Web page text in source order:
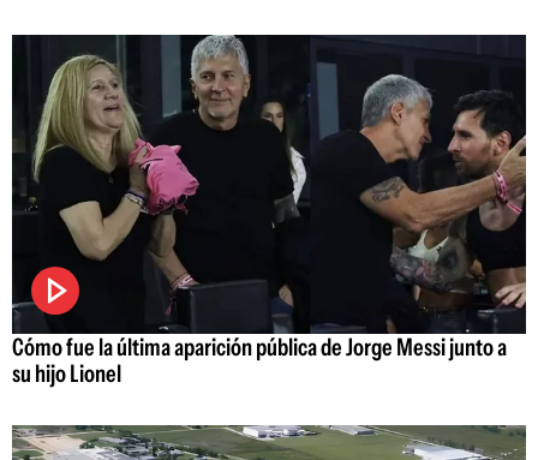
Cómo fue la última aparición pública de Jorge Messi junto a
su hijo Lionel